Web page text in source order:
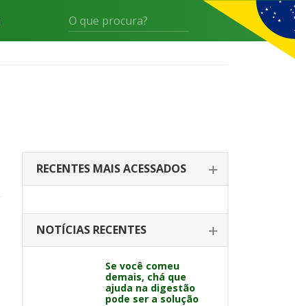
RECENTES MAIS ACESSADOS
NOTÍCIAS RECENTES
Se você comeu
demais, chá que
ajuda na digestão
pode ser a solução